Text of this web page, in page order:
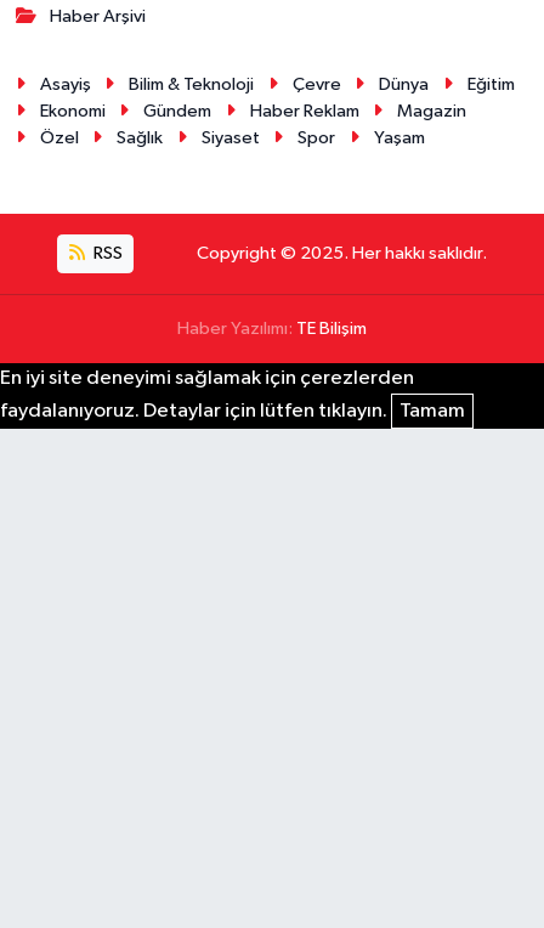
Haber Arşivi
Asayiş Bilim & Teknoloji Çevre Dünya
Eğitim
Ekonomi
Gündem Haber Reklam
Magazin
Özel
Sağlık Siyaset Spor Yaşam
RSS Copyright © 2025. Her hakkı saklıdır.
Haber Yazılımı: TE Bilişim
En iyi site deneyimi sağlamak için çerezlerden
faydalanıyoruz. Detaylar için lütfen tıklayın.
Tamam